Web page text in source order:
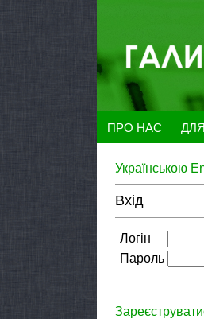
ПРО НАС
Українською
Вхід
Логін
Пароль